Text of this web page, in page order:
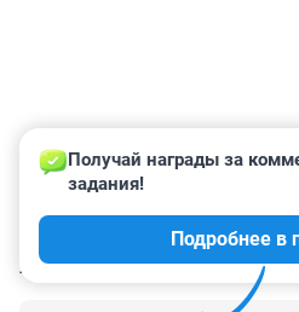
КОММЕНТАРИИ 158
Получай награды за
задания!
Подробнее в